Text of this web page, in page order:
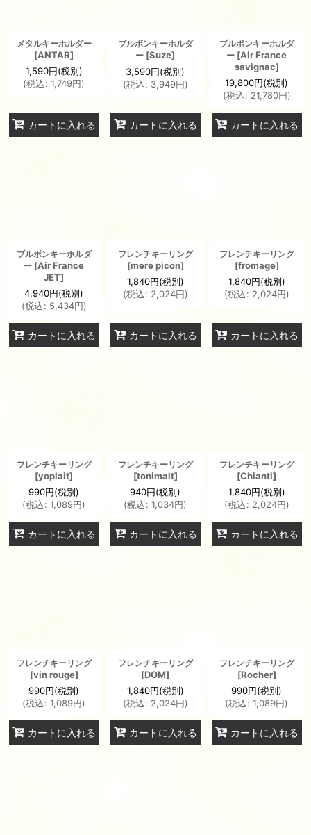
メタルキーホルダー
[ANTAR]
1,590円(税別)
(税込: 1,749円)
カートに入れる
ブルボンキーホルダ
ー [Suze]
3,590円(税別)
(税込: 3,949円)
カートに入れる
ブルボンキーホルダ
ー [Air France
savignac]
19,800円(税別)
(税込: 21,780円)
カートに入れる
ブルボンキーホルダ
ー [Air France
JET]
4,940円(税別)
(税込: 5,434円)
カートに入れる
フレンチキーリング
[mere picon]
1,840円(税別)
(税込: 2,024円)
カートに入れる
フレンチキーリング
[fromage]
1,840円(税別)
(税込: 2,024円)
カートに入れる
フレンチキーリング
[yoplait]
990円(税別)
(税込: 1,089円)
カートに入れる
フレンチキーリング
[tonimalt]
940円(税別)
(税込: 1,034円)
カートに入れる
フレンチキーリング
[Chianti]
1,840円(税別)
(税込: 2,024円)
カートに入れる
フレンチキーリング
[vin rouge]
990円(税別)
(税込: 1,089円)
カートに入れる
フレンチキーリング
[DOM]
1,840円(税別)
(税込: 2,024円)
カートに入れる
フレンチキーリング
[Rocher]
990円(税別)
(税込: 1,089円)
カートに入れる